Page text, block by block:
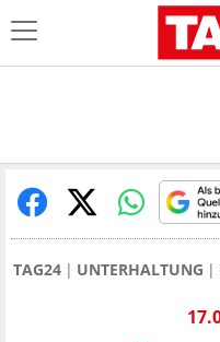
TAG24 UNTERHALTUNG